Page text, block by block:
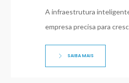
A infraestrutura
empresa precisa para
SAIBA MAIS